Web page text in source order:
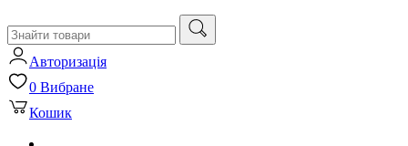
Авторизація
0 Вибране
Кошик